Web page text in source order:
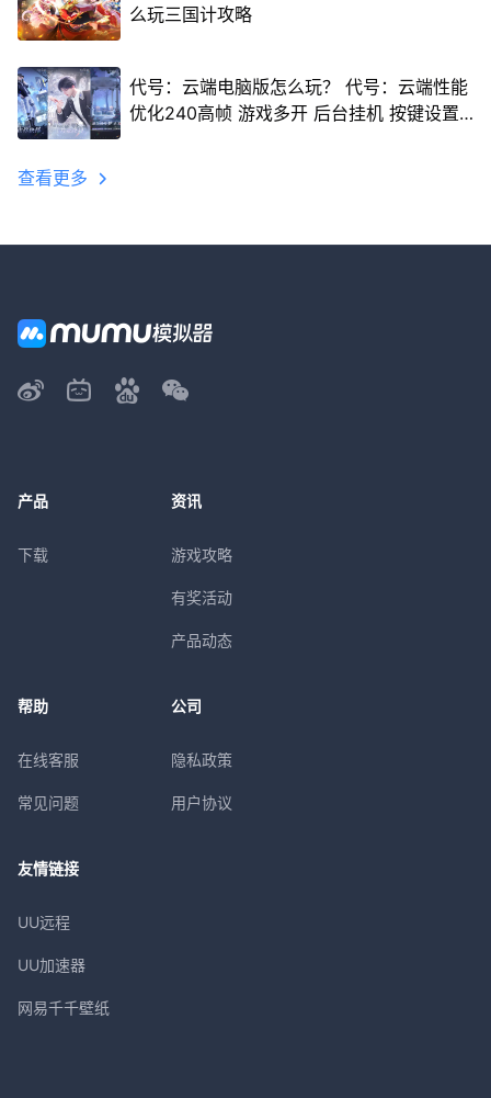
么玩三国计攻略
代号：云端电脑版怎么玩？ 代号：云端性能
优化240高帧 游戏多开 后台挂机 按键设置
查看更多
产品
下载
资讯
游戏攻略
有奖活动
产品动态
帮助
在线客服
常见问题
公司
隐私政策
用户协议
友情链接
UU远程
UU加速器
网易千千壁纸